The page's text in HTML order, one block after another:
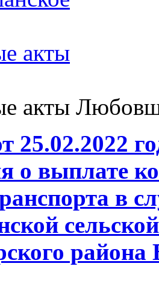
акты
акты
25.02.2022
о выплате
в